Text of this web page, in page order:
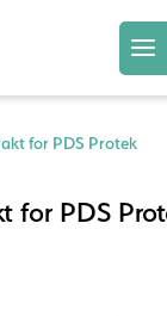
for PDS Protek
for PDS